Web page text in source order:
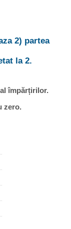
2) partea
la 2.
împărțirilor.
zero.